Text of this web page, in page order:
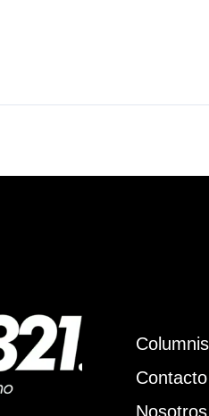
Contacto
Nosotros